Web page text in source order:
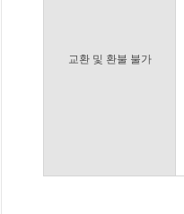
교환 및 환불 불가